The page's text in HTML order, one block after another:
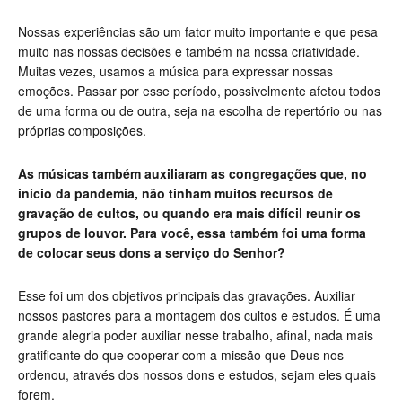
Nossas experiências são um fator muito importante e que pesa
muito nas nossas decisões e também na nossa criatividade.
Muitas vezes, usamos a música para expressar nossas
emoções. Passar por esse período, possivelmente afetou todos
de uma forma ou de outra, seja na escolha de repertório ou nas
próprias composições.
As músicas também auxiliaram as congregações que, no
início da pandemia, não tinham muitos recursos de
gravação de cultos, ou quando era mais difícil reunir os
grupos de louvor. Para você, essa também foi uma forma
de colocar seus dons a serviço do Senhor?
Esse foi um dos objetivos principais das gravações. Auxiliar
nossos pastores para a montagem dos cultos e estudos. É uma
grande alegria poder auxiliar nesse trabalho, afinal, nada mais
gratificante do que cooperar com a missão que Deus nos
ordenou, através dos nossos dons e estudos, sejam eles quais
forem.